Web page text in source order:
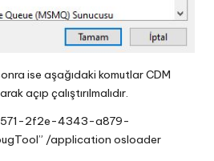
ise aşağıdaki komutlar CDM
açıp çalıştırılmalıdır.
2f2e-4343-a879-
/application osloader